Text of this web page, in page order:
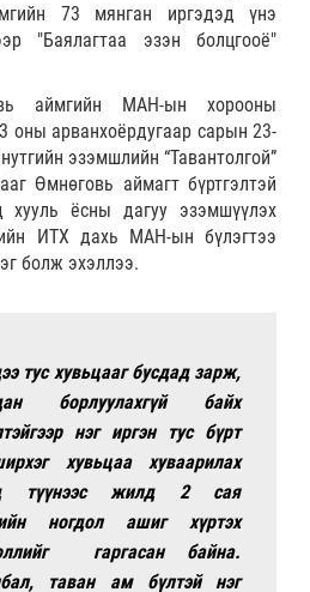
73 мянган иргэдэд үнэ
"Баялагтаа эзэн болцгооё"
аймгийн МАН-ын хорооны
оны арванхоёрдугаар сарын 23-
эзэмшлийн “Тавантолгой”
Өмнөговь аймагт бүртгэлтэй
хууль ёсны дагуу эзэмшүүлэх
ИТХ дахь МАН-ын бүлэгтээ
болж эхэллээ.
тус хувьцааг бусдад зарж,
борлуулахгүй байх
нэг иргэн тус бүрт
хувьцаа хуваарилах
түүнээс жилд 2 сая
ногдол ашиг хүртэх
гаргасан байна.
таван ам бүлтэй нэг